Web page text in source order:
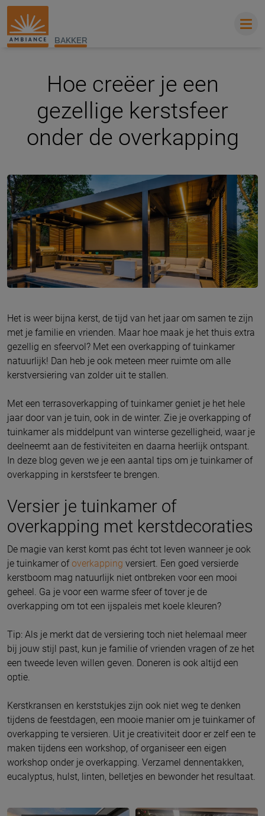
BAKKER
Hoe creëer je een
gezellige kerstsfeer
onder de overkapping
Het is weer bijna kerst, de tijd van het jaar om samen te zijn
met je familie en vrienden. Maar hoe maak je het thuis extra
gezellig en sfeervol? Met een overkapping of tuinkamer
natuurlijk! Dan heb je ook meteen meer ruimte om alle
kerstversiering van zolder uit te stallen.
Met een terrasoverkapping of tuinkamer geniet je het hele
jaar door van je tuin, ook in de winter. Zie je overkapping of
tuinkamer als middelpunt van winterse gezelligheid, waar je
deelneemt aan de festiviteiten en daarna heerlijk ontspant.
In deze blog geven we je een aantal tips om je tuinkamer of
overkapping in kerstsfeer te brengen.
Versier je tuinkamer of
overkapping met kerstdecoraties
De magie van kerst komt pas écht tot leven wanneer je ook
je tuinkamer ofoverkapping versiert. Een goed versierde
kerstboom mag natuurlijk niet ontbreken voor een mooi
geheel. Ga je voor een warme sfeer of tover je de
overkapping om tot een ijspaleis met koele kleuren?
Tip: Als je merkt dat de versiering toch niet helemaal meer
bij jouw stijl past, kun je familie of vrienden vragen of ze het
een tweede leven willen geven. Doneren is ook altijd een
optie.
Kerstkransen en kerststukjes zijn ook niet weg te denken
tijdens de feestdagen, een mooie manier om je tuinkamer of
overkapping te versieren. Uit je creativiteit door er zelf een te
maken tijdens een workshop, of organiseer een eigen
workshop onder je overkapping. Verzamel dennentakken,
eucalyptus, hulst, linten, belletjes en bewonder het resultaat.